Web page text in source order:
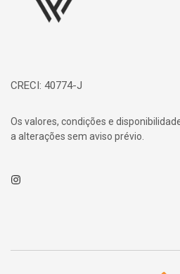
CRECI: 40774-J
Os valores, condições e
a alterações sem aviso prévio.
Instagram